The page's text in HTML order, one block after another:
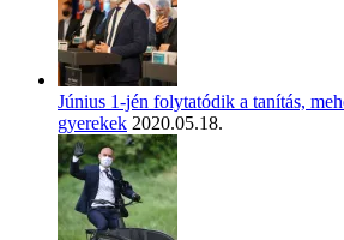
Június 1-jén folytatódik a tanítás,
gyerekek 2020.05.18.